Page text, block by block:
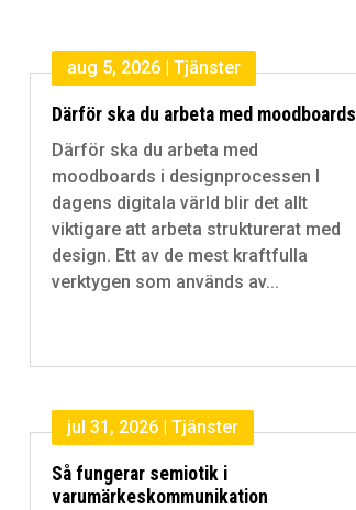
Därför ska du arbeta med moodboards
aug 5, 2026| Tjänster
Därför ska du arbeta med
moodboards i designprocessen I
dagens digitala värld blir det allt
viktigare att arbeta strukturerat med
design. Ett av de mest kraftfulla
verktygen som används av...
Så fungerar semiotik i
varumärkeskommunikation
jul 31, 2026| Tjänster